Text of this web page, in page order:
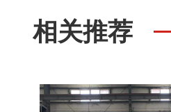
相关推荐